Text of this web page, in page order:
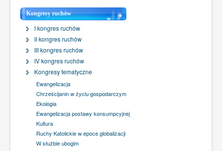
Kongresy ruchów
I kongres ruchów
II kongres ruchów
III kongres ruchów
IV kongres ruchów
Kongresy tematyczne
Ewangelizacja
Chrześcijanin w życiu gospodarczym
Ekologia
Ewangelizacja postawy konsumpcyjnej
Kultura
Ruchy Katolickie w epoce globalizacji
W służbie ubogim